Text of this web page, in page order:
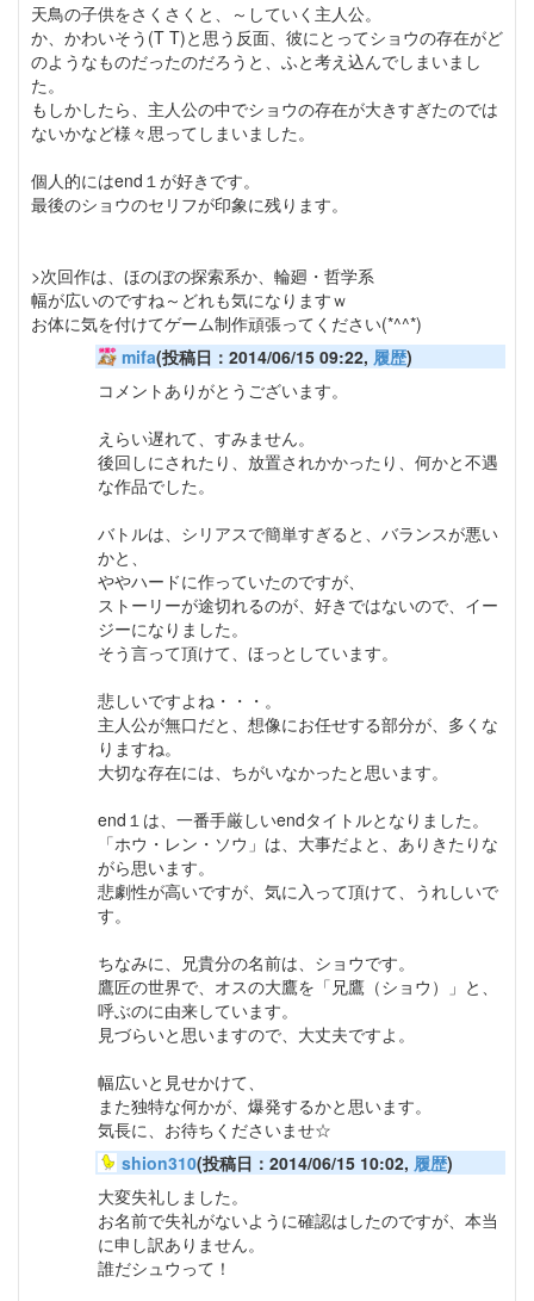
天鳥の子供をさくさくと、～していく主人公。
か、かわいそう(T T)と思う反面、彼にとってショウの存在がど
のようなものだったのだろうと、ふと考え込んでしまいまし
た。
もしかしたら、主人公の中でショウの存在が大きすぎたのでは
ないかなど様々思ってしまいました。
個人的にはend１が好きです。
最後のショウのセリフが印象に残ります。
>次回作は、ほのぼの探索系か、輪廻・哲学系
幅が広いのですね～どれも気になりますｗ
お体に気を付けてゲーム制作頑張ってください(*^^*)
mifa(投稿日：2014/06/15 09:22, 履歴)
コメントありがとうございます。
えらい遅れて、すみません。
後回しにされたり、放置されかかったり、何かと不遇
な作品でした。
バトルは、シリアスで簡単すぎると、バランスが悪い
かと、
ややハードに作っていたのですが、
ストーリーが途切れるのが、好きではないので、イー
ジーになりました。
そう言って頂けて、ほっとしています。
悲しいですよね・・・。
主人公が無口だと、想像にお任せする部分が、多くな
りますね。
大切な存在には、ちがいなかったと思います。
end１は、一番手厳しいendタイトルとなりました。
「ホウ・レン・ソウ」は、大事だよと、ありきたりな
がら思います。
悲劇性が高いですが、気に入って頂けて、うれしいで
す。
ちなみに、兄貴分の名前は、ショウです。
鷹匠の世界で、オスの大鷹を「兄鷹（ショウ）」と、
呼ぶのに由来しています。
見づらいと思いますので、大丈夫ですよ。
幅広いと見せかけて、
また独特な何かが、爆発するかと思います。
気長に、お待ちくださいませ☆
shion310(投稿日：2014/06/15 10:02, 履歴)
大変失礼しました。
お名前で失礼がないように確認はしたのですが、本当
に申し訳ありません。
誰だシュウって！